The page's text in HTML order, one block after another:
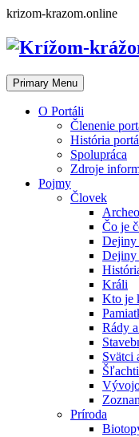
Skip
content
krizom-krazom.online
Primary Menu
O Portáli
Členenie
História
Spolupráca
Zdroje
Pojmy
Človek
Čo je
Dejiny
Dejiny
Králi
Kto je
Rády
Svätci
Príroda